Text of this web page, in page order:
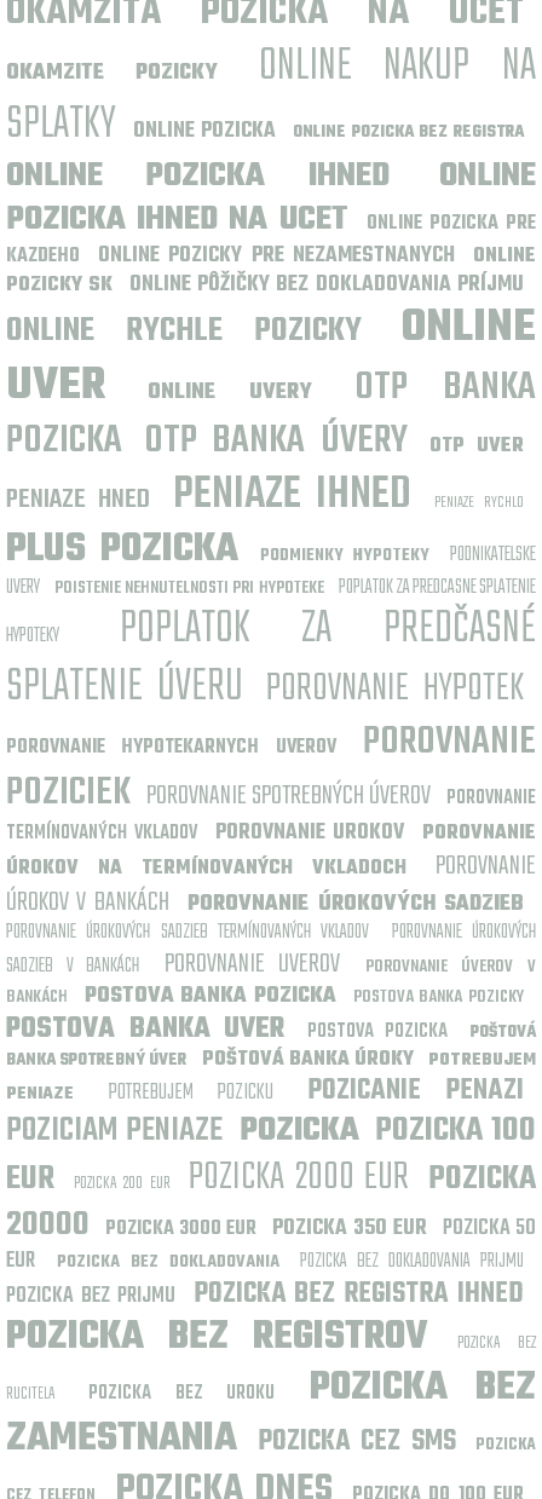
OKAMZITA POZICKA NA UCET
OKAMZITE POZICKY
ONLINE NAKUP NA
SPLATKY ONLINE POZICKA ONLINE POZICKA BEZ REGISTRA
ONLINE POZICKA IHNED
ONLINE
POZICKA IHNED NA UCET
ONLINE POZICKA PRE
KAZDEHO
ONLINE POZICKY PRE NEZAMESTNANYCH
ONLINE
POZICKY SK ONLINE PÔŽIČKY BEZ DOKLADOVANIA PRÍJMU
ONLINE RYCHLE POZICKY
ONLINE
UVER
ONLINE UVERY
OTP BANKA
POZICKA OTP BANKA ÚVERY OTP UVER
PENIAZE HNED PENIAZE IHNED PENIAZE RYCHLO
PLUS POZICKA PODMIENKY HYPOTEKY
PODNIKATELSKE
UVERY POISTENIE NEHNUTELNOSTI PRI HYPOTEKE POPLATOK ZA PREDCASNE SPLATENIE
HYPOTEKY
POPLATOK ZA PREDČASNÉ
SPLATENIE ÚVERU POROVNANIE HYPOTEK
POROVNANIE HYPOTEKARNYCH UVEROV
POROVNANIE
POZICIEK POROVNANIE SPOTREBNÝCH ÚVEROV POROVNANIE
TERMÍNOVANÝCH VKLADOV
POROVNANIE UROKOV
POROVNANIE
ÚROKOV NA TERMÍNOVANÝCH VKLADOCH
POROVNANIE
ÚROKOV V BANKÁCH POROVNANIE ÚROKOVÝCH SADZIEB
POROVNANIE ÚROKOVÝCH SADZIEB TERMÍNOVANÝCH VKLADOV
POROVNANIE ÚROKOVÝCH
SADZIEB V BANKÁCH
POROVNANIE UVEROV
POROVNANIE ÚVEROV V
BANKÁCH
POSTOVA BANKA POZICKA POSTOVA BANKA POZICKY
POSTOVA BANKA UVER POSTOVA POZICKA
POŠTOVÁ
BANKA SPOTREBNÝ ÚVER
POŠTOVÁ BANKA ÚROKY POTREBUJEM
PENIAZE
POTREBUJEM POZICKU POZICANIE PENAZI
POZICIAM PENIAZE POZICKA POZICKA 100
EUR
POZICKA 200 EUR POZICKA 2000 EUR POZICKA
20000 POZICKA 3000 EUR POZICKA 350 EUR POZICKA 50
EUR
POZICKA BEZ DOKLADOVANIA POZICKA BEZ DOKLADOVANIA PRIJMU
POZICKA BEZ PRIJMU POZICKA BEZ REGISTRA IHNED
POZICKA BEZ REGISTROV
POZICKA BEZ
RUCITELA
POZICKA BEZ UROKU
POZICKA BEZ
ZAMESTNANIA POZICKA CEZ SMS
POZICKA